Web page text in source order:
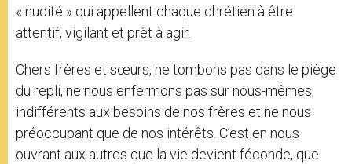
« nudité » qui appellent chaque chrétien à être
attentif, vigilant et prêt à agir.
Chers frères et sœurs, ne tombons pas dans le piège
du repli, ne nous enfermons pas sur nous-mêmes,
indifférents aux besoins de nos frères et ne nous
préoccupant que de nos intérêts. C’est en nous
ouvrant aux autres que la vie devient féconde, que